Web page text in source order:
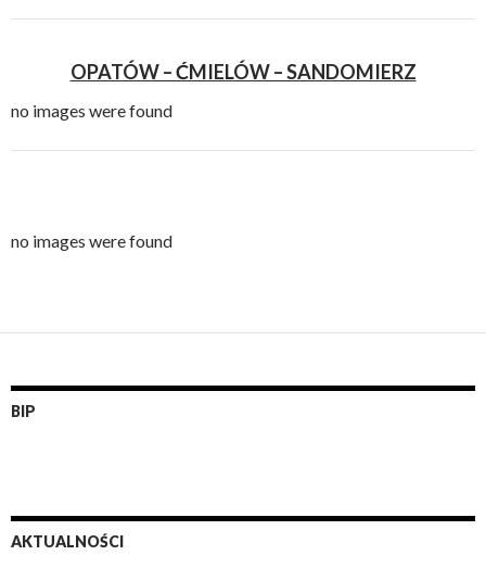
OPATÓW – ĆMIELÓW – SANDOMIERZ
no images were found
no images were found
BIP
AKTUALNOŚCI